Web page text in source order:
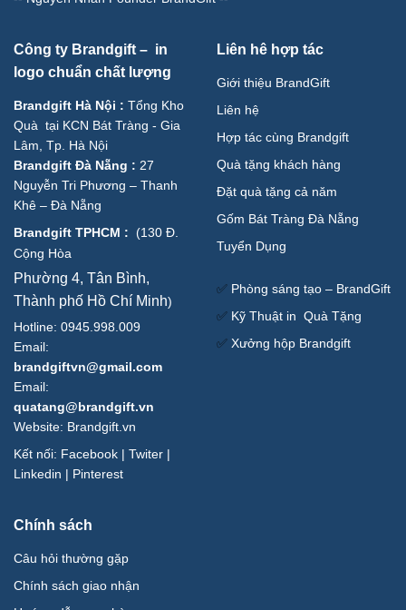
Công ty Brandgift – in
logo chuẩn chất lượng
Brandgift Hà Nội : Tổng Kho
Quà tại KCN Bát Tràng - Gia
Lâm, Tp. Hà Nội
Brandgift Đà Nẵng : 27
Nguyễn Tri Phương – Thanh
Khê – Đà Nẵng
Brandgift TPHCM : (130 Đ.
Cộng Hòa
Phường 4, Tân Bình,
Thành phố Hồ Chí Minh)
Hotline: 0945.998.009
Email:
brandgiftvn@gmail.com
Email:
quatang@brandgift.vn
Website: Brandgift.vn
Kết nối: Facebook | Twiter |
Linkedin | Pinterest
Liên hê hợp tác
Giới thiệu BrandGift
Liên hệ
Hợp tác cùng Brandgift
Quà tặng khách hàng
Đặt quà tặng cả năm
Gốm Bát Tràng Đà Nẵng
Tuyển Dụng
✅ Phòng sáng tạo – BrandGift
✅ Kỹ Thuật in Quà Tặng
✅ Xưởng hộp Brandgift
Chính sách
Câu hỏi thường gặp
Chính sách giao nhận